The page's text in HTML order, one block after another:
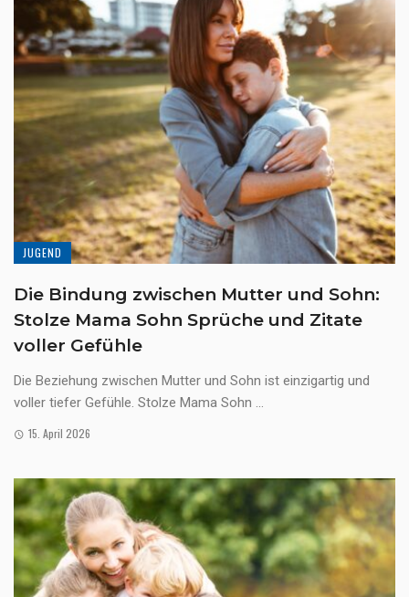
JUGEND
Die Bindung zwischen Mutter und Sohn:
Stolze Mama Sohn Sprüche und Zitate
voller Gefühle
Die Beziehung zwischen Mutter und Sohn ist einzigartig und
voller tiefer Gefühle. Stolze Mama Sohn ...
15. April 2026